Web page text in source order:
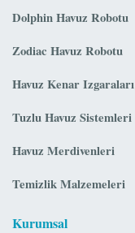
Dolphin Havuz Robotu
Zodiac Havuz Robotu
Havuz Kenar Izgaraları
Tuzlu Havuz Sistemleri
Havuz Merdivenleri
Temizlik Malzemeleri
Kurumsal